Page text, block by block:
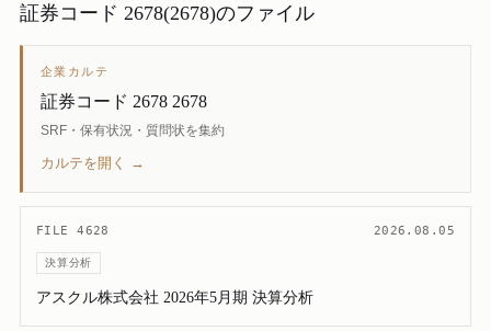
証券コード 2678(2678)のファイル
企業カルテ
証券コード 2678 2678
SRF・保有状況・質問状を集約
カルテを開く →
FILE 4628 2026.08.05
決算分析
アスクル株式会社 2026年5月期 決算分析